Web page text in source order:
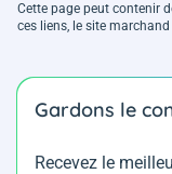
Cette page peut contenir
ces liens, le site
Gardons le
Recevez le